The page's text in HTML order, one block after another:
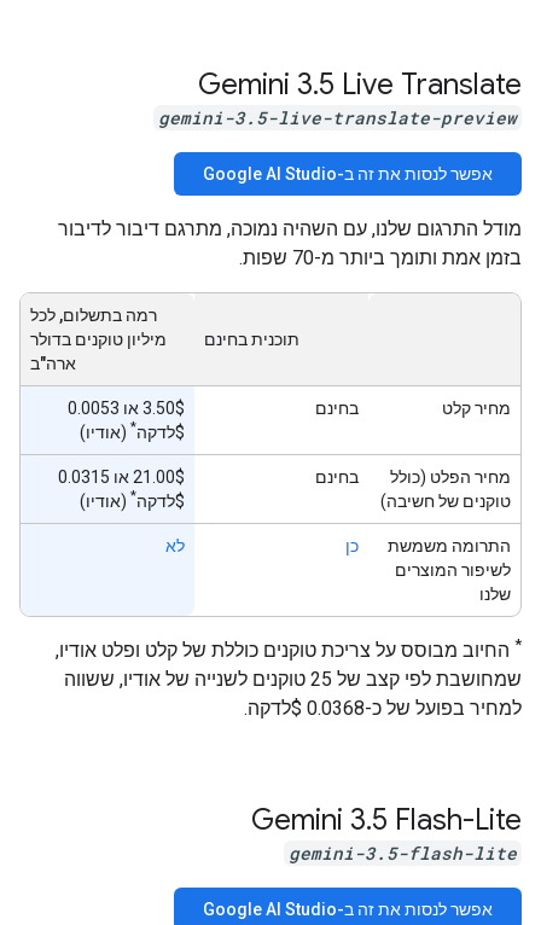
‫Gemini 3.5 Live Translate
gemini-3.5-live-translate-preview
אפשר לנסות את זה ב-Google AI Studio
מודל התרגום שלנו, עם השהיה נמוכה, מתרגם דיבור לדיבור
בזמן אמת ותומך ביותר מ-70 שפות.
תוכנית בחינם
רמה בתשלום, לכל
מיליון טוקנים בדולר
ארה"ב
מחיר קלט בחינם
‫3.50$ או 0.0053
$לדקה* (אודיו)
מחיר הפלט (כולל
טוקנים של חשיבה)
בחינם
‫21.00$ או 0.0315
$לדקה* (אודיו)
התרומה משמשת
לשיפור המוצרים
שלנו
כן לא
* החיוב מבוסס על צריכת טוקנים כוללת של קלט ופלט אודיו,
שמחושבת לפי קצב של 25 טוקנים לשנייה של אודיו, ששווה
למחיר בפועל של כ-0.0368 $לדקה.
Gemini 3.5 Flash-Lite
gemini-3.5-flash-lite
אפשר לנסות את זה ב-Google AI Studio